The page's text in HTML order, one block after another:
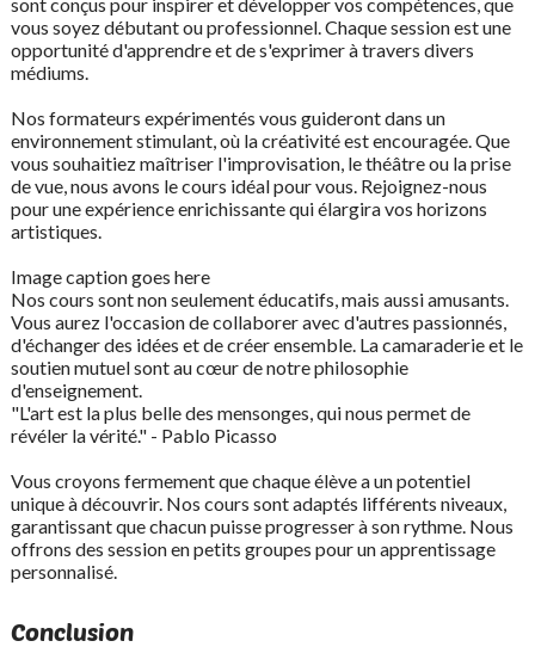
vous soyez débutant ou professionnel. Chaque session est une
opportunité d'apprendre et de s'exprimer à travers divers
médiums.
Nos formateurs expérimentés vous guideront dans un
environnement stimulant, où la créativité est encouragée. Que
vous souhaitiez maîtriser l'improvisation, le théâtre ou la prise
de vue, nous avons le cours idéal pour vous. Rejoignez-nous
pour une expérience enrichissante qui élargira vos horizons
artistiques.
Image caption goes here
Nos cours sont non seulement éducatifs, mais aussi amusants.
Vous aurez l'occasion de collaborer avec d'autres passionnés,
d'échanger des idées et de créer ensemble. La camaraderie et le
soutien mutuel sont au cœur de notre philosophie
d'enseignement.
"L'art est la plus belle des mensonges, qui nous permet de
révéler la vérité." - Pablo Picasso
Vous croyons fermement que chaque élève a un potentiel
unique à découvrir. Nos cours sont adaptés lifférents niveaux,
garantissant que chacun puisse progresser à son rythme. Nous
offrons des session en petits groupes pour un apprentissage
personnalisé.
Conclusion